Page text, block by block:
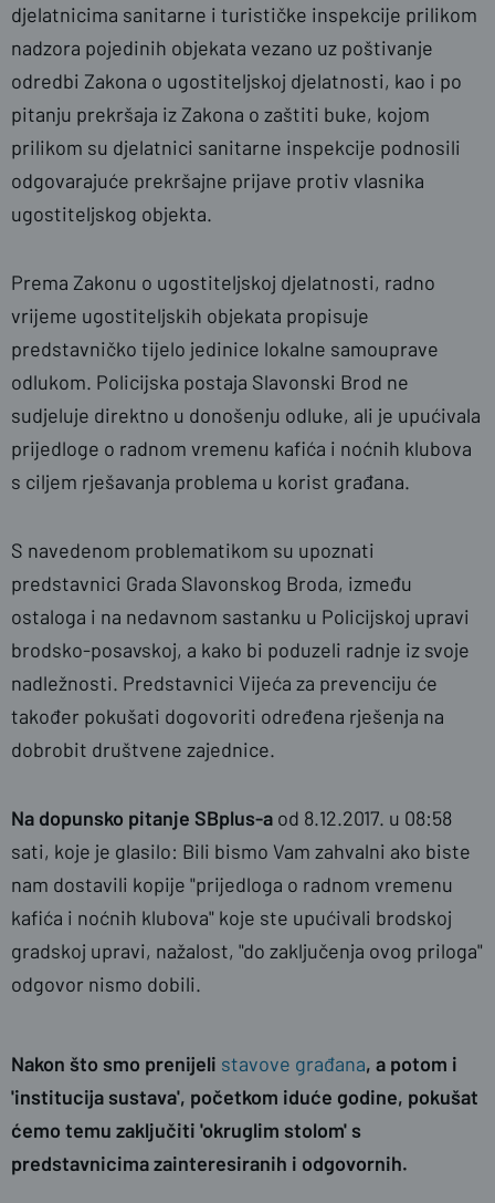
djelatnicima sanitarne i turističke inspekcije prilikom
nadzora pojedinih objekata vezano uz poštivanje
odredbi Zakona o ugostiteljskoj djelatnosti, kao i po
pitanju prekršaja iz Zakona o zaštiti buke, kojom
prilikom su djelatnici sanitarne inspekcije podnosili
odgovarajuće prekršajne prijave protiv vlasnika
ugostiteljskog objekta.
Prema Zakonu o ugostiteljskoj djelatnosti, radno
vrijeme ugostiteljskih objekata propisuje
predstavničko tijelo jedinice lokalne samouprave
odlukom. Policijska postaja Slavonski Brod ne
sudjeluje direktno u donošenju odluke, ali je upućivala
prijedloge o radnom vremenu kafića i noćnih klubova
s ciljem rješavanja problema u korist građana.
S navedenom problematikom su upoznati
predstavnici Grada Slavonskog Broda, između
ostaloga i na nedavnom sastanku u Policijskoj upravi
brodsko-posavskoj, a kako bi poduzeli radnje iz svoje
nadležnosti. Predstavnici Vijeća za prevenciju će
također pokušati dogovoriti određena rješenja na
dobrobit društvene zajednice.
Na dopunsko pitanje SBplus-a od 8.12.2017. u 08:58
sati, koje je glasilo: Bili bismo Vam zahvalni ako biste
nam dostavili kopije "prijedloga o radnom vremenu
kafića i noćnih klubova" koje ste upućivali brodskoj
gradskoj upravi, nažalost, "do zaključenja ovog priloga"
odgovor nismo dobili.
Nakon što smo prenijeli stavove građana, a potom i
'institucija sustava', početkom iduće godine, pokušat
ćemo temu zaključiti 'okruglim stolom' s
predstavnicima zainteresiranih i odgovornih.